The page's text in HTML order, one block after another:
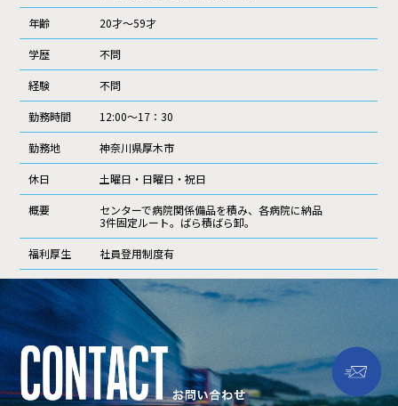
年齢 20才～59才
学歴 不問
経験 不問
勤務時間 12:00～17：30
勤務地 神奈川県厚木市
休日 土曜日・日曜日・祝日
概要
センターで病院関係備品を積み、各病院に納品
3件固定ルート。ばら積ばら卸。
福利厚生 社員登用制度有